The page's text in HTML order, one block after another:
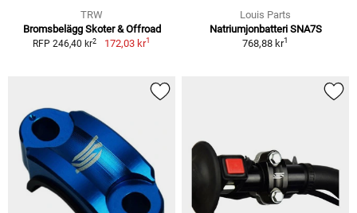
TRW
Bromsbelägg Skoter & Offroad
RFP 246,40 kr2 172,03 kr1
Louis Parts
Natriumjonbatteri SNA7S
768,88 kr1